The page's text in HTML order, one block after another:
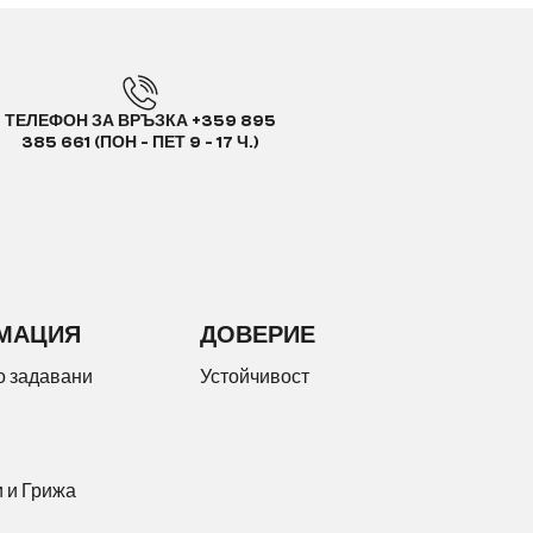
ТЕЛЕФОН ЗА ВРЪЗКА +359 895
385 661 (ПОН - ПЕТ 9 - 17 Ч.)
задавани
и Грижа
ДОВЕРИЕ
Устойчивост